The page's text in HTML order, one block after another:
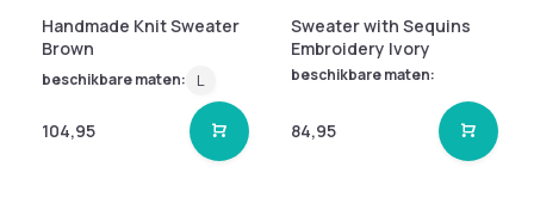
Handmade Knit Sweater
Brown
beschikbare maten: L
104,95
Sweater with Sequins
Embroidery Ivory
beschikbare maten:
84,95